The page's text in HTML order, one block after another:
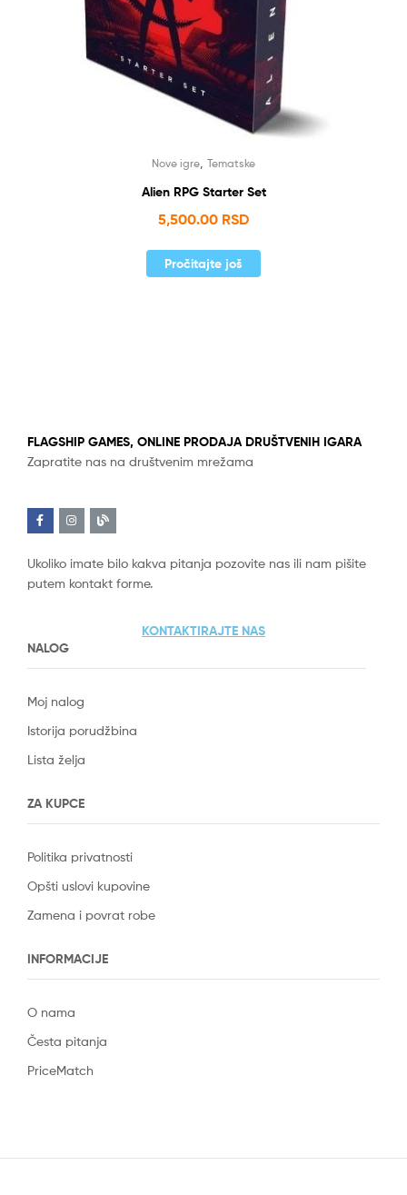
Nove igre Tematske
Alien RPG Starter Set
5,500.00 RSD
Pročitajte još
FLAGSHIP GAMES, ONLINE PRODAJA DRUŠTVENIH IGARA
Zapratite nas na društvenim mrežama
Ukoliko imate bilo kakva pitanja pozovite nas ili nam pišite
putem kontakt forme.
KONTAKTIRAJTE NAS
NALOG
Moj nalog
Istorija porudžbina
Lista želja
ZA KUPCE
Politika privatnosti
Opšti uslovi kupovine
Zamena i povrat robe
INFORMACIJE
O nama
Česta pitanja
PriceMatch